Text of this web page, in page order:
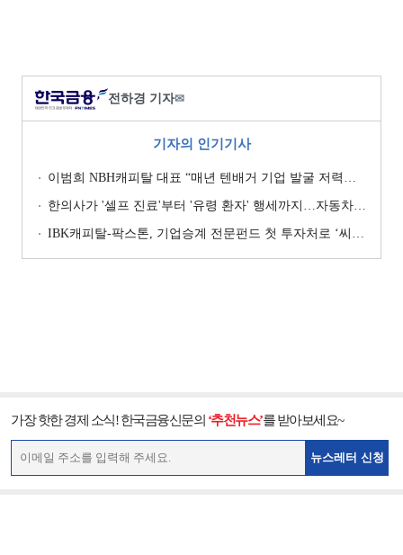
전하경 기자✉
기자의 인기기사
이범희 NBH캐피탈 대표 “매년 텐배거 기업 발굴 저력…올해 ROE 20% 목표”
한의사가 '셀프 진료'부터 '유령 환자' 행세까지…자동차보험 악용 심각 [경상환자 8주룰 도입 초읽기]
IBK캐피탈-팍스톤, 기업승계 전문펀드 첫 투자처로 ‘씨엠디기술단’ 낙점 [캐피탈사 돋보기]
가장 핫한 경제 소식! 한국금융신문의 ‘추천뉴스’를 받아보세요~
뉴스레터 신청